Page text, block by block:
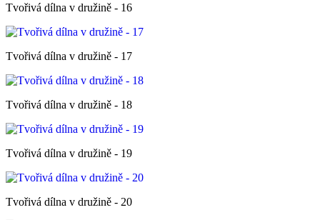
Tvořivá dílna v družině - 16
Tvořivá dílna v družině - 17
Tvořivá dílna v družině - 18
Tvořivá dílna v družině - 19
Tvořivá dílna v družině - 20